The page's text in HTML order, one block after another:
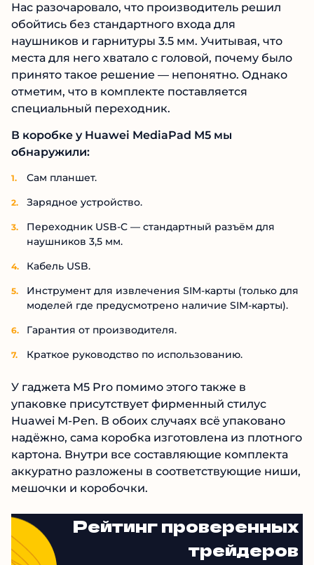
Нас разочаровало, что производитель решил
обойтись без стандартного входа для
наушников и гарнитуры 3.5 мм. Учитывая, что
места для него хватало с головой, почему было
принято такое решение — непонятно. Однако
отметим, что в комплекте поставляется
специальный переходник.
В коробке у Huawei MediaPad M5 мы
обнаружили:
Сам планшет.
Зарядное устройство.
Переходник USB-C — стандартный разъём для
наушников 3,5 мм.
Кабель USB.
Инструмент для извлечения SIM-карты (только для
моделей где предусмотрено наличие SIM-карты).
Гарантия от производителя.
Краткое руководство по использованию.
У гаджета M5 Pro помимо этого также в
упаковке присутствует фирменный стилус
Huawei M-Pen. В обоих случаях всё упаковано
надёжно, сама коробка изготовлена из плотного
картона. Внутри все составляющие комплекта
аккуратно разложены в соответствующие ниши,
мешочки и коробочки.
Рейтинг проверенных
трейдеров